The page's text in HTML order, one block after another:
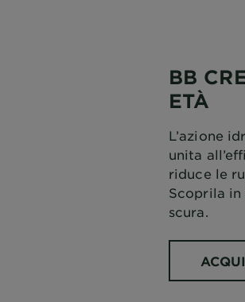
BB
ETÀ
L’azione
unita
riduce le
Scoprila
scura.